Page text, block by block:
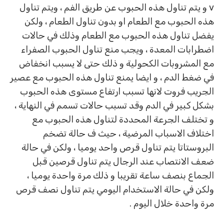
v و يتم تناول هذه الحبوب عن طريق الفم ، ويتم تناول
هذه الحبوب مع الطعام او بدون تناول الطعام ، ولكن
يفضل تناول هذه الحبوب مع الطعام وذلك في حالات
اضطرابات المعدة ، ويجب منع تناول الحبوب الصفراء
مع المشروبات الكحولية و ذلك حتى لا يسبب انخفاض
في ضغط الدم ، و ايضا يمنع تناول هذه الحبوب مع عصير
الجريب فروت لانها تسبب ارتفاع مستوى هذه الحبوب
بشكل كبير في الدم وقد تسبب حالات تسمم في النهاية ،
و تختلف الجرعة المحددة لتناول هذه الحبوب مع
اختلاف الاسباب المرضية ، حيث ف حالة تضخم
البروستاتا يتم تناول قرص واحد يوميا ، ولكن في حالة
ضعف الانتصاب عند الرجال يتم تناول قرصين قبل
الجماع بنصف ساعة تقريبا و ذلك مرة واحدة يوميا ،
ولكن في حالة الاستخدام اليومي يتم تناول نصف قرص
مرة واحدة خلال اليوم .